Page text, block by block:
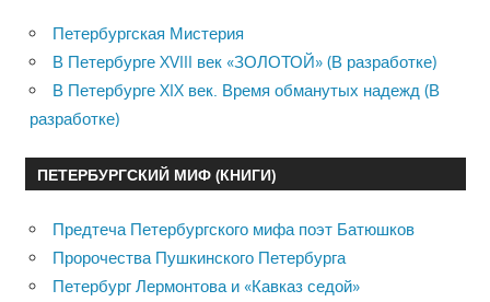
Петербургская Мистерия
В Петербурге XVIII век «ЗОЛОТОЙ» (В разработке)
В Петербурге XIX век. Время обманутых надежд (В
разработке)
ПЕТЕРБУРГСКИЙ МИФ (КНИГИ)
Предтеча Петербургского мифа поэт Батюшков
Пророчества Пушкинского Петербурга
Петербург Лермонтова и «Кавказ седой»